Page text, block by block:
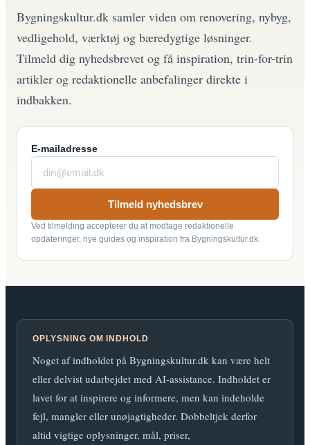
Bygningskultur.dk samler viden om renovering, nybyg,
vedligehold, værktøj og bæredygtige løsninger.
Tilmeld dig nyhedsbrevet og få inspiration, trin-for-trin
artikler og redaktionelle anbefalinger direkte i
indbakken.
E-mailadresse
Tilmeld nyhedsbrev
Ved tilmelding accepterer du at modtage redaktionelle
opdateringer, nye guides og inspiration fra Bygningskultur.dk.
OPLYSNING OM INDHOLD
Noget af indholdet på Bygningskultur.dk kan være helt
eller delvist udarbejdet med AI-assistance. Indholdet er
lavet for at inspirere og informere, men kan indeholde
fejl, mangler eller unøjagtigheder. Dobbeltjek derfor
altid vigtige oplysninger, mål, priser,